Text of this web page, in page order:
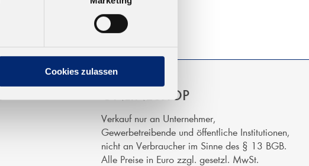
Cookies zulassen
ONLINESHOP
Verkauf nur an Unternehmer,
Gewerbetreibende und öffentliche Institutionen,
nicht an Verbraucher im Sinne des § 13 BGB.
Alle Preise in Euro zzgl. gesetzl. MwSt.